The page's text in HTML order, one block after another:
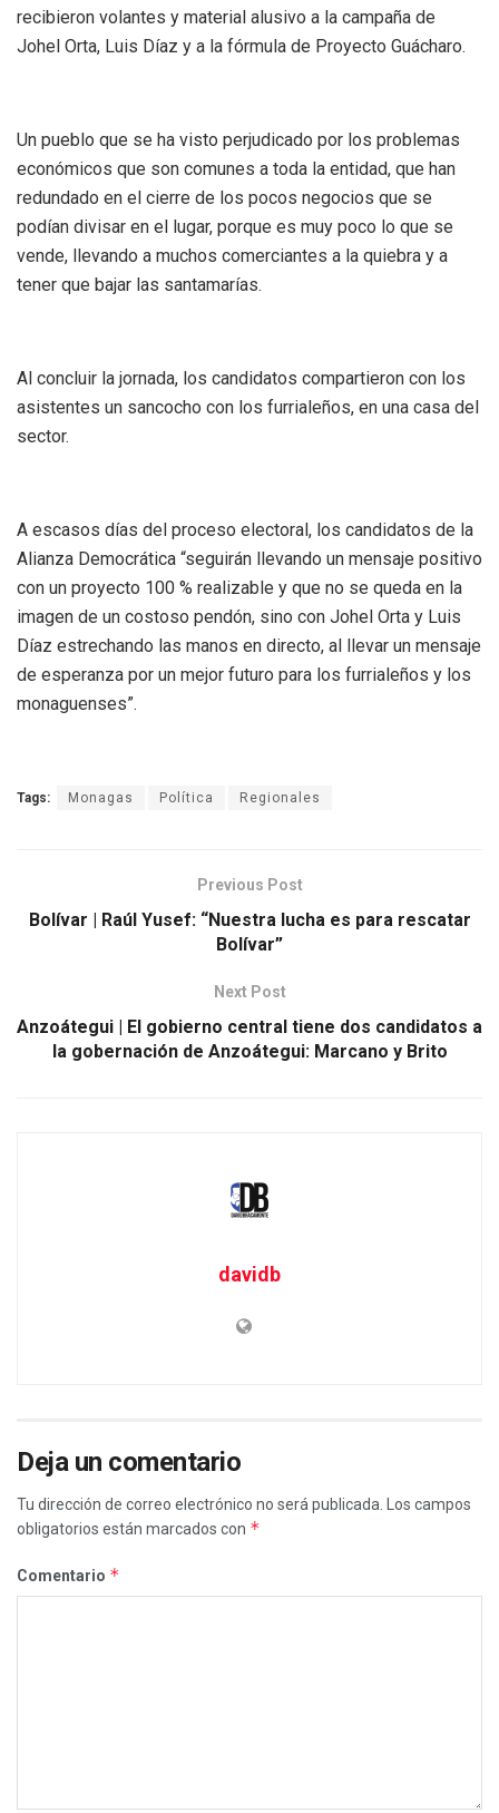
recibieron volantes y material alusivo a la campaña de
Johel Orta, Luis Díaz y a la fórmula de Proyecto Guácharo.
Un pueblo que se ha visto perjudicado por los problemas
económicos que son comunes a toda la entidad, que han
redundado en el cierre de los pocos negocios que se
podían divisar en el lugar, porque es muy poco lo que se
vende, llevando a muchos comerciantes a la quiebra y a
tener que bajar las santamarías.
Al concluir la jornada, los candidatos compartieron con los
asistentes un sancocho con los furrialeños, en una casa del
sector.
A escasos días del proceso electoral, los candidatos de la
Alianza Democrática “seguirán llevando un mensaje positivo
con un proyecto 100 % realizable y que no se queda en la
imagen de un costoso pendón, sino con Johel Orta y Luis
Díaz estrechando las manos en directo, al llevar un mensaje
de esperanza por un mejor futuro para los furrialeños y los
monaguenses”.
Tags: Monagas Política Regionales
Previous Post
Bolívar | Raúl Yusef: “Nuestra lucha es para rescatar
Bolívar”
Next Post
Anzoátegui | El gobierno central tiene dos candidatos a
la gobernación de Anzoátegui: Marcano y Brito
davidb
Deja un comentario
Tu dirección de correo electrónico no será publicada.
Los campos
obligatorios están marcados con *
Comentario *